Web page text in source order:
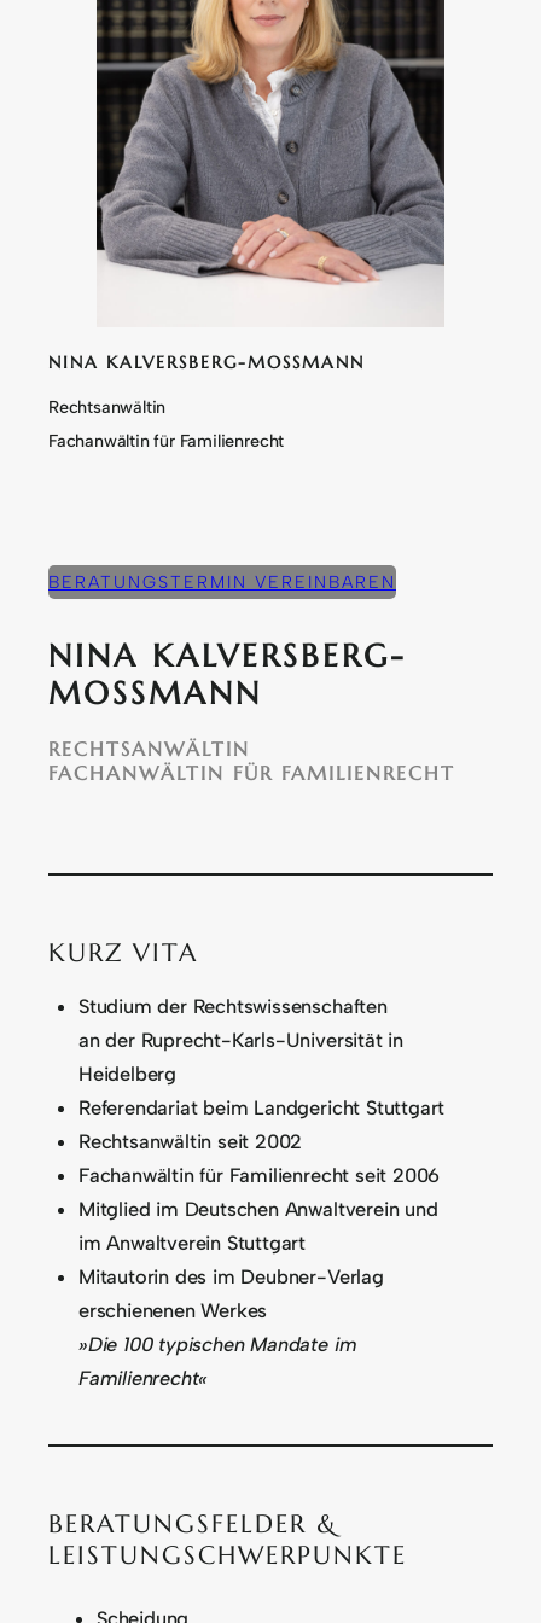
NINA KALVERSBERG-MOSSMANN
Rechtsanwältin
Fachanwältin für Familienrecht
BERATUNGSTERMIN VEREINBAREN
NINA KALVERSBERG-
MOSSMANN
RECHTSANWÄLTIN
FACHANWÄLTIN FÜR FAMILIENRECHT
KURZ VITA
Studium der Rechtswissenschaften
an der Ruprecht-Karls-Universität in
Heidelberg
Referendariat beim Landgericht Stuttgart
Rechtsanwältin seit 2002
Fachanwältin für Familienrecht seit 2006
Mitglied im Deutschen Anwaltverein und
im Anwaltverein Stuttgart
Mitautorin des im Deubner-Verlag
erschienenen Werkes
»Die 100 typischen Mandate im
Familienrecht«
BERATUNGSFELDER &
LEISTUNGSCHWERPUNKTE